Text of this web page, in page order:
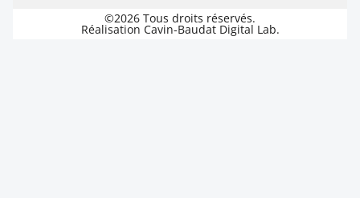
©2026 Tous droits réservés.
Réalisation Cavin-Baudat Digital Lab.